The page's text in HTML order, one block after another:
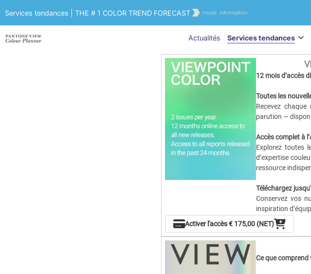
Services tendances | THE # 1 COLOR TREND FORECAST
Actualités Services tendances
12 mois d’accès
Toutes les
Recevez
parution —
Accès complet à
Explorez toutes
d’expertise
ressource
Téléchargez
Conservez vos
inspiration
Prévisions de
Restez en
long terme
les projets
Activer l'accès€ 175,00 (NET)
Ce que